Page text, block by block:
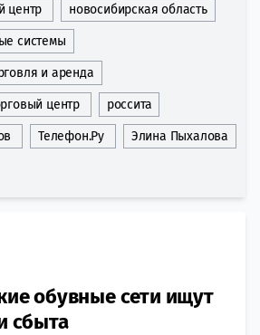
центр новосибирская область
системы
и аренда
центр россита
Телефон.Ру Элина Пыхалова
обувные сети ищут
сбыта